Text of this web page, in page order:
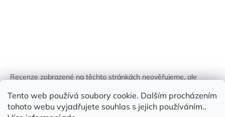
Tento web používá soubory cookie. Dalším procházením
tohoto webu vyjadřujete souhlas s jejich používáním..
Recenze zobrazené na těchto stránkách neověřujeme, ale
identifikován.